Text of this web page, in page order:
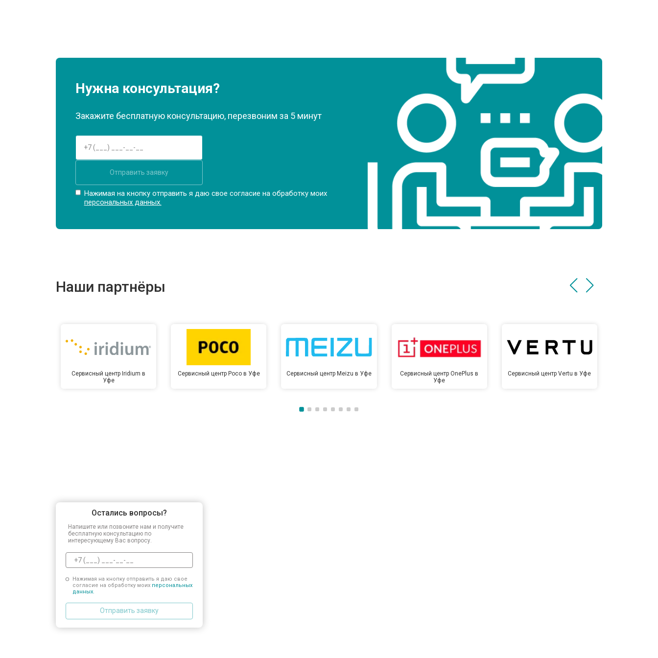
Нужна консультация?
Закажите бесплатную консультацию, перезвоним за 5 минут
Отправить заявку
Нажимая на кнопку отправить я даю свое согласие на обработку моих
персональных данных.
Наши партнёры
Сервисный центр Iridium в
Уфе
Сервисный центр Poco в Уфе Сервисный центр Meizu в Уфе
Сервисный центр OnePlus в
Уфе
Сервисный центр Vertu в Уфе
Остались вопросы?
Напишите или позвоните нам и получите
бесплатную консультацию по
интересующему Вас вопросу.
Нажимая на кнопку отправить я даю свое
согласие на обработку моих персональных
данных.
Отправить заявку